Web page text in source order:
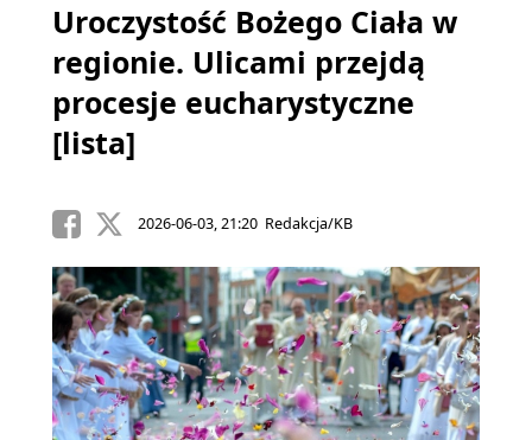
Uroczystość Bożego Ciała w
regionie. Ulicami przejdą
procesje eucharystyczne
[lista]
2026-06-03, 21:20 Redakcja/KB